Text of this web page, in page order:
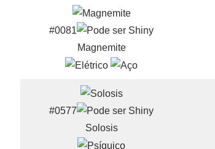
#0081
Magnemite
#0577
Solosis